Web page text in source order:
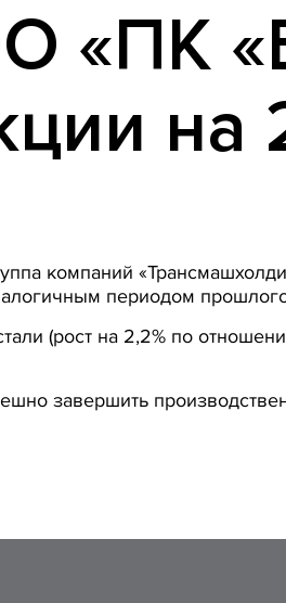
«ПК
на
компаний
периодом
(рост на 2,2% по
завершить